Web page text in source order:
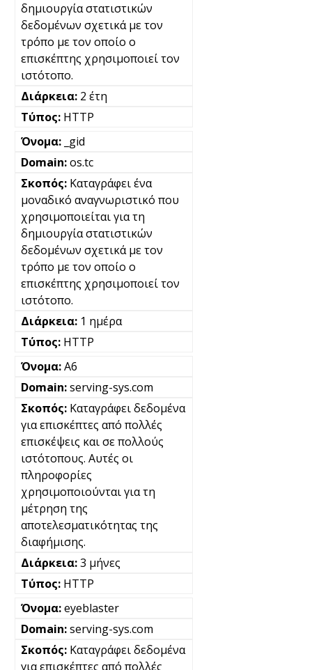
δημιουργία στατιστικών
δεδομένων σχετικά με τον
τρόπο με τον οποίο ο
επισκέπτης χρησιμοποιεί τον
ιστότοπο.
2 έτη
HTTP
_gid
os.tc
Καταγράφει ένα
μοναδικό αναγνωριστικό που
χρησιμοποιείται για τη
δημιουργία στατιστικών
δεδομένων σχετικά με τον
τρόπο με τον οποίο ο
επισκέπτης χρησιμοποιεί τον
ιστότοπο.
1 ημέρα
HTTP
A6
serving-sys.com
Καταγράφει δεδομένα
για επισκέπτες από πολλές
επισκέψεις και σε πολλούς
ιστότοπους. Αυτές οι
πληροφορίες
χρησιμοποιούνται για τη
μέτρηση της
αποτελεσματικότητας της
διαφήμισης.
3 μήνες
HTTP
eyeblaster
serving-sys.com
Καταγράφει δεδομένα
για επισκέπτες από πολλές